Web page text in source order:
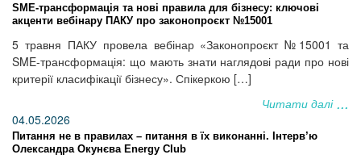
SME-трансформація та нові правила для бізнесу: ключові
акценти вебінару ПАКУ про законопроєкт №15001
5 травня ПАКУ провела вебінар «Законопроєкт №15001 та
SME-трансформація: що мають знати наглядові ради про нові
критерії класифікації бізнесу». Спікеркою […]
Читати далі
04.05.2026
Питання не в правилах – питання в їх виконанні. Інтерв’ю
Олександра Окунєва Energy Club